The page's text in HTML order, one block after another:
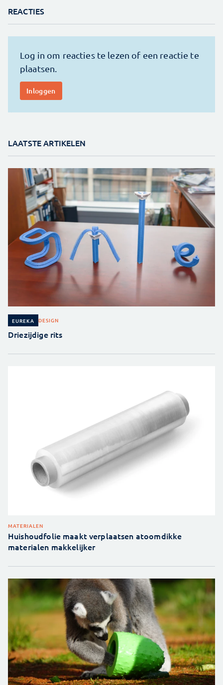
REACTIES
LAATSTE ARTIKELEN
EUREKA DESIGN
Driezijdige rits
MATERIALEN
Huishoudfolie maakt verplaatsen atoomdikke
materialen makkelijker